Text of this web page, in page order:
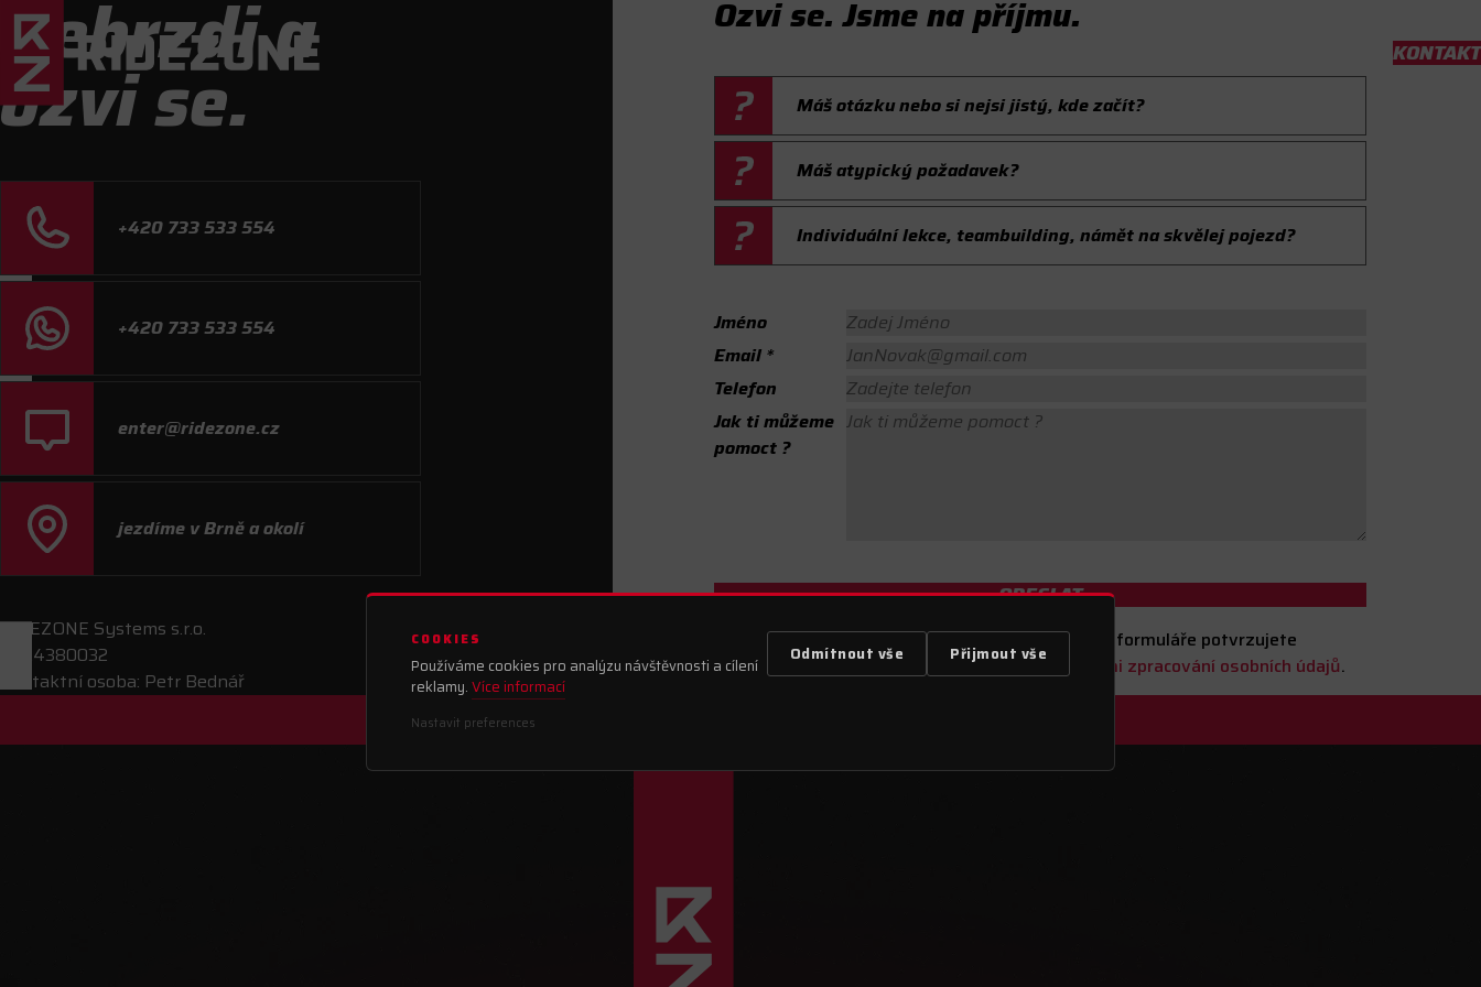
KONTAKT
Nebrzdi a
ozvi se.
+420 733 533 554
+420 733 533 554
enter@ridezone.cz
jezdíme v Brně a okolí
RIDEZONE Systems s.r.o.
IČ: 24380032
Kontaktní osoba: Petr Bednář
Ozvi se. Jsme na příjmu.
Máš otázku nebo si nejsi jistý, kde začít?
Máš atypický požadavek?
Individuální lekce, teambuilding, námět na skvělej pojezd?
Jméno
Email *
Telefon
Jak ti můžeme
pomoct ?
ODESLAT
Stačí odeslat a doladíme detaily jízdy. Odesláním formuláře potvrzujete
seznámení sObchodními podmínkami . aZásadami zpracování osobních údajů.
COOKIES
Používáme cookies pro analýzu návštěvnosti a cílení
reklamy.Více informací
Odmítnout vše Přijmout vše
Nastavit preferences